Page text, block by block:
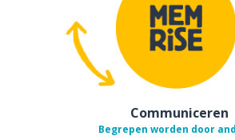
Communiceren
Begrepen worden door